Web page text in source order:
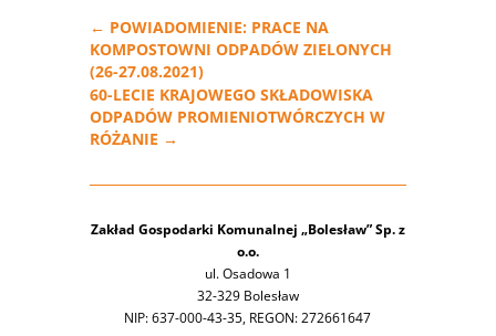
← POWIADOMIENIE: PRACE NA
KOMPOSTOWNI ODPADÓW ZIELONYCH
(26-27.08.2021)
60-LECIE KRAJOWEGO SKŁADOWISKA
ODPADÓW PROMIENIOTWÓRCZYCH W
RÓŻANIE →
Zakład Gospodarki Komunalnej „Bolesław” Sp. z
o.o.
ul. Osadowa 1
32-329 Bolesław
NIP: 637-000-43-35, REGON: 272661647